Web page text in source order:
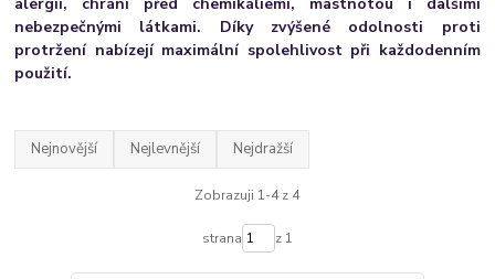
nebezpečnými látkami. Díky zvýšené odolnosti proti
protržení nabízejí maximální spolehlivost při každodenním
použití.
Nejnovější Nejlevnější Nejdražší
Zobrazuji 1-4 z 4
strana z 1